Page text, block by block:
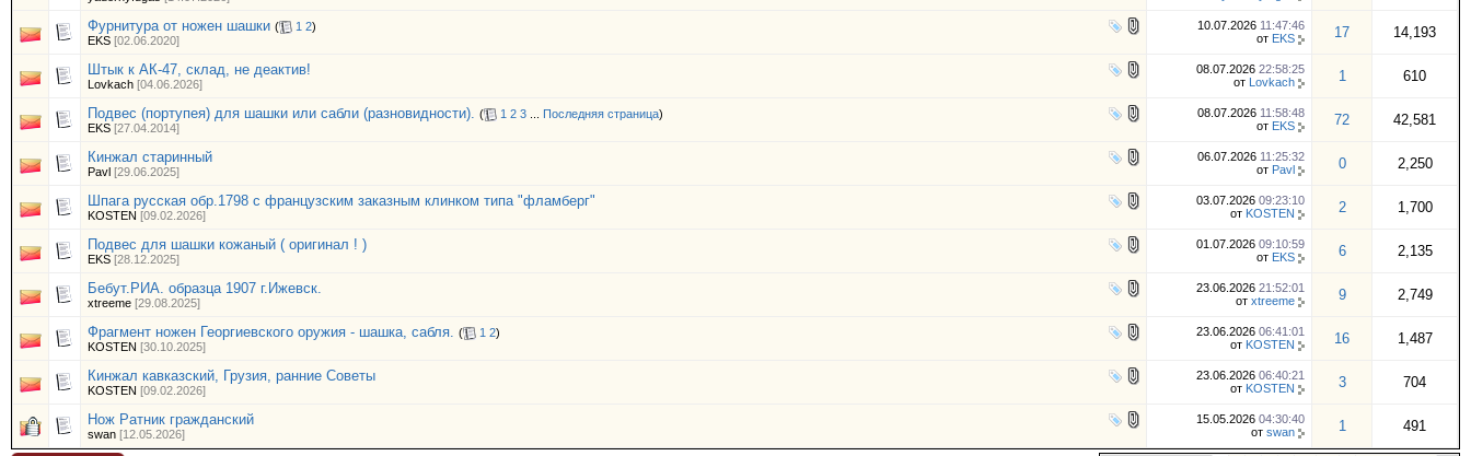
Фурнитура от ножен шашки ( 1 2)
EKS [02.06.2020]
10.07.2026 11:47:46
от EKS 17 14,193
Штык к АК-47, склад, не деактив!
Lovkach [04.06.2026]
08.07.2026 22:58:25
от Lovkach 1 610
Подвес (портупея) для шашки или сабли (разновидности). ( 1 2 3 Последняя страница)
EKS [27.04.2014]
08.07.2026 11:58:48
от EKS 72 42,581
Кинжал старинный
Pavl [29.06.2025]
06.07.2026 11:25:32
от Pavl 0 2,250
Шпага русская обр.1798 с французским заказным клинком типа "фламберг"
KOSTEN [09.02.2026]
03.07.2026 09:23:10
от KOSTEN 2 1,700
Подвес для шашки кожаный ( оригинал ! )
EKS [28.12.2025]
01.07.2026 09:10:59
от EKS 6 2,135
Бебут.РИА. образца 1907 г.Ижевск.
xtreeme [29.08.2025]
23.06.2026 21:52:01
от xtreeme 9 2,749
Фрагмент ножен Георгиевского оружия - шашка, сабля. ( 1 2)
KOSTEN [30.10.2025]
23.06.2026 06:41:01
от KOSTEN 16 1,487
Кинжал кавказский, Грузия, ранние Советы
KOSTEN [09.02.2026]
23.06.2026 06:40:21
от KOSTEN 3 704
Нож Ратник гражданский
swan [12.05.2026]
15.05.2026 04:30:40
от swan 1 491